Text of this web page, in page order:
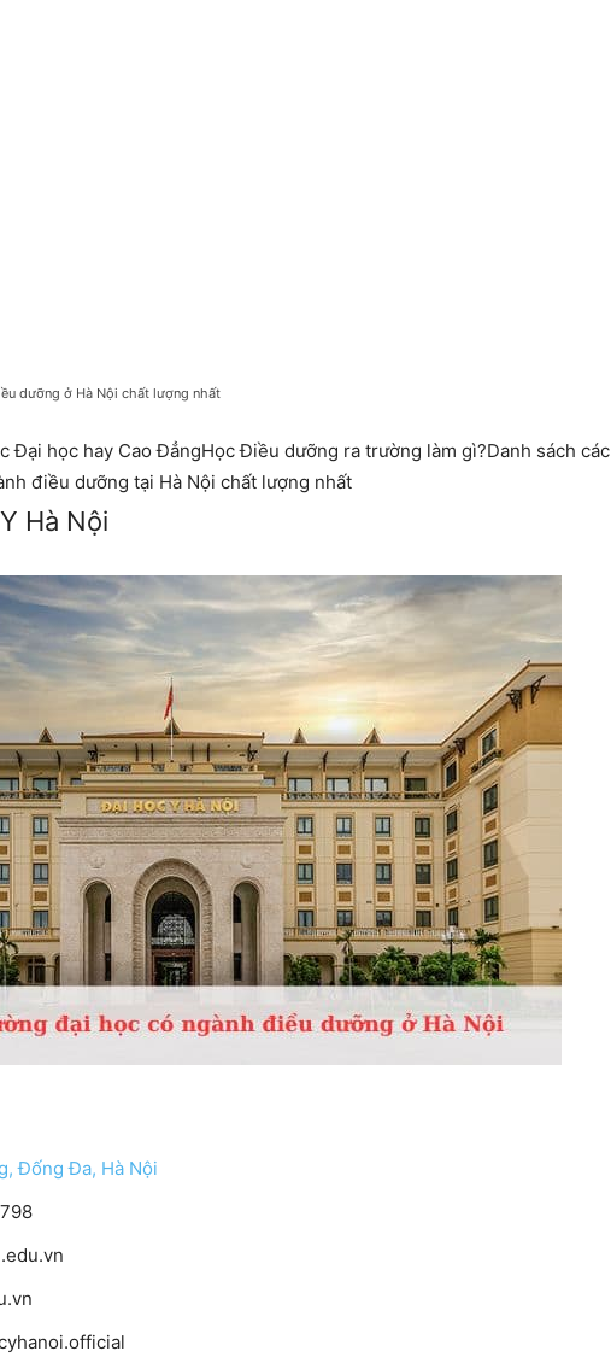
dưỡng ở Hà Nội chất lượng nhất
Đại học hay Cao ĐẳngHọc Điều dưỡng ra trường làm gì?Danh sách các
điều dưỡng tại Hà Nội chất lượng nhất
Hà Nội
Đống Đa, Hà Nội